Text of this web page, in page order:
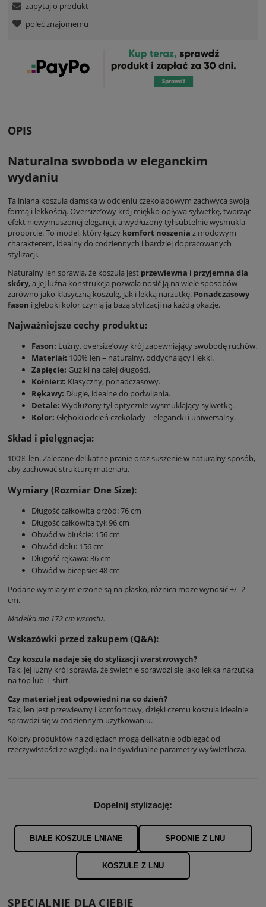
zapytaj o produkt
poleć znajomemu
OPIS
Naturalna swoboda w eleganckim
wydaniu
Ta lniana koszula damska w odcieniu czekoladowym zachwyca swoją
formą i lekkością. Oversize’owy krój miękko opływa sylwetkę, tworząc
efekt niewymuszonej elegancji, a wydłużony tył subtelnie wysmukla
proporcje. To model, który łączy komfort noszenia z modowym
charakterem, idealny do codziennych i bardziej dopracowanych
stylizacji.
Naturalny len sprawia, że koszula jest przewiewna i przyjemna dla
skóry, a jej luźna konstrukcja pozwala nosić ją na wiele sposobów –
zarówno jako klasyczną koszulę, jak i lekką narzutkę. Ponadczasowy
fason i głęboki kolor czynią ją bazą stylizacji na każdą okazję.
Najważniejsze cechy produktu:
Fason: Luźny, oversize’owy krój zapewniający swobodę ruchów.
Materiał: 100% len – naturalny, oddychający i lekki.
Zapięcie: Guziki na całej długości.
Kołnierz: Klasyczny, ponadczasowy.
Rękawy: Długie, idealne do podwijania.
Detale: Wydłużony tył optycznie wysmuklający sylwetkę.
Kolor: Głęboki odcień czekolady – elegancki i uniwersalny.
Skład i pielęgnacja:
100% len. Zalecane delikatne pranie oraz suszenie w naturalny sposób,
aby zachować strukturę materiału.
Wymiary (Rozmiar One Size):
Długość całkowita przód: 76 cm
Długość całkowita tył: 96 cm
Obwód w biuście: 156 cm
Obwód dołu: 156 cm
Długość rękawa: 36 cm
Obwód w bicepsie: 48 cm
Podane wymiary mierzone są na płasko, różnica może wynosić +/- 2
cm.
Modelka ma 172 cm wzrostu.
Wskazówki przed zakupem (Q&A):
Czy koszula nadaje się do stylizacji warstwowych?
Tak, jej luźny krój sprawia, że świetnie sprawdzi się jako lekka narzutka
na top lub T-shirt.
Czy materiał jest odpowiedni na co dzień?
Tak, len jest przewiewny i komfortowy, dzięki czemu koszula idealnie
sprawdzi się w codziennym użytkowaniu.
Kolory produktów na zdjęciach mogą delikatnie odbiegać od
rzeczywistości ze względu na indywidualne parametry wyświetlacza.
Dopełnij stylizację:
BIAŁE KOSZULE LNIANE SPODNIE Z LNU
KOSZULE Z LNU